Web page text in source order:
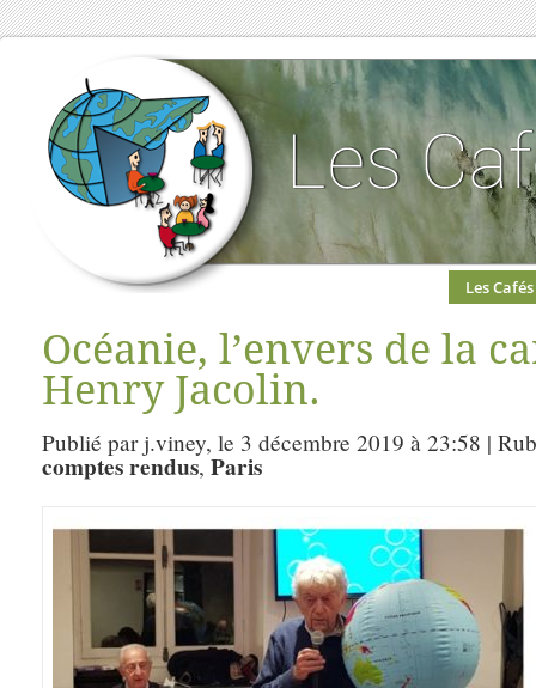
Les Cafés
Océanie, l’envers de la
Henry Jacolin.
Publié par j.viney, le 3 décembre 2019 à 23:58 |
comptes rendus, Paris